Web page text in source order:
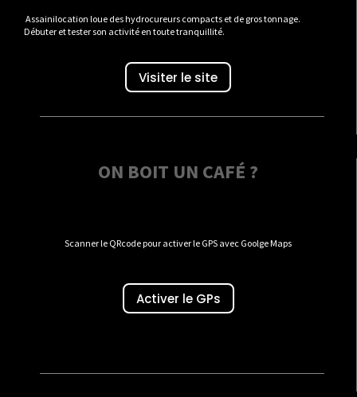
Assainilocation loue des hydrocureurs compacts et de gros tonnage.
Débuter et tester son activité en toute tranquillité.
Visiter le site
ON BOIT UN CAFÉ ?
Scanner le QRcode pour activer le GPS avec Goolge Maps
Activer le GPs